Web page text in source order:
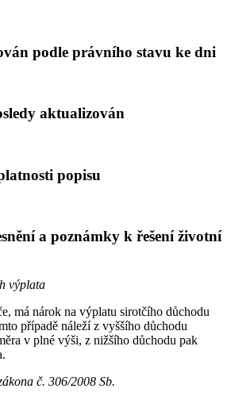
podle právního stavu ke dni
aktualizován
popisu
a poznámky k řešení životní
výplata
má nárok na výplatu sirotčího důchodu
případě náleží z vyššího důchodu
v plné výši, z nižšího důchodu pak
č. 306/2008 Sb.